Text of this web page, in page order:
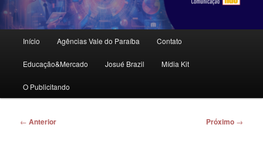
principal
Início Agências Vale do Paraíba Contato
Educação&Mercado Josué Brazil Mídia Kit
O Publicitando
Navegação
← Anterior Próximo →